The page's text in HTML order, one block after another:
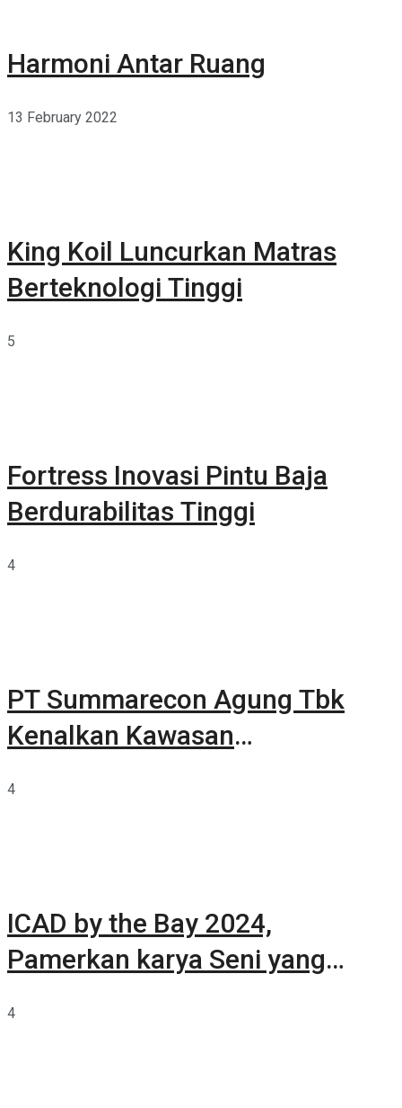
Harmoni Antar Ruang
13 February 2022
King Koil Luncurkan Matras
Berteknologi Tinggi
5
Fortress Inovasi Pintu Baja
Berdurabilitas Tinggi
4
PT Summarecon Agung Tbk
Kenalkan Kawasan
4
ICAD by the Bay 2024,
Pamerkan karya Seni yang
4